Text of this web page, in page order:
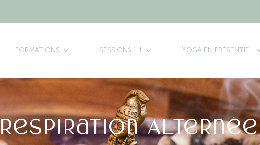
FORMATIONS SESSIONS 1:1 YOGA EN PRÉSENTIEL
Respiration Alternée